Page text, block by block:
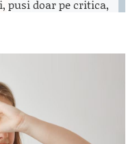
pusi doar pe critica,